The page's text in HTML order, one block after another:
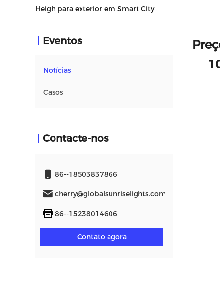
Heigh para exterior em Smart City
Eventos
Notícias
Casos
Contacte-nos
86--18503837866
cherry@globalsunriselights.com
86--15238014606
Contato agora